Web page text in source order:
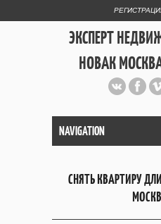
ЭКСПЕРТ
НОВАК
Публичный сайт
web дизайнера
NAVIGATION
СНЯТЬ КВАРТИРУ